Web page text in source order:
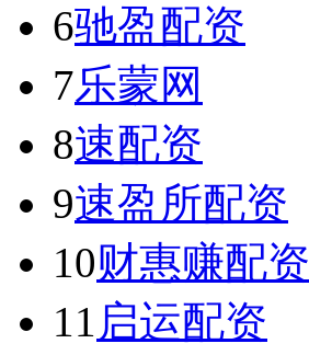
6驰盈配资
7乐蒙网
8速配资
9速盈所配资
10财惠赚配资
11 启运配资